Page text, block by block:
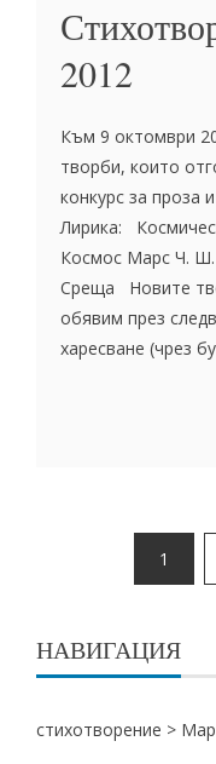
2012
Към 9 октомври
творби, които
конкурс за проза
Лирика:
Космос Марс Ч. Ш.
Среща Новите
обявим през
харесване (чрез
Разделяне
на
страници
1
НАВИГАЦИЯ
стихотворение >